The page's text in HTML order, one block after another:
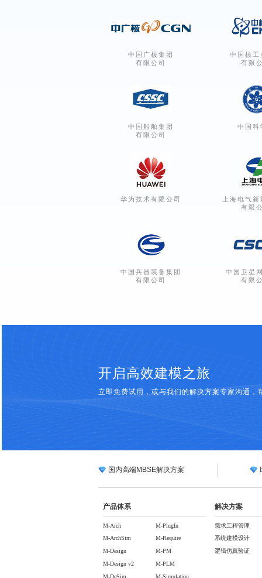
中国广核集团
有限公司
中国核工
有限
中国船舶集团
有限公司
中国科
华为技术有限公司
上海电气
有限
中国兵器装备集团
有限公司
中国卫星
有限
开启高效建模之旅
立即免费试用，或与我们的解决方案专家沟通，
国内高端MBSE解决方案
产品体系
M-Arch
M-ArchSim
M-Design
M-Design v2
M-DeSim
M-PlugIn
M-Require
M-PM
M-PLM
M-Simulation
解决方案
需求工程管理
系统建模设计
逻辑仿真验证